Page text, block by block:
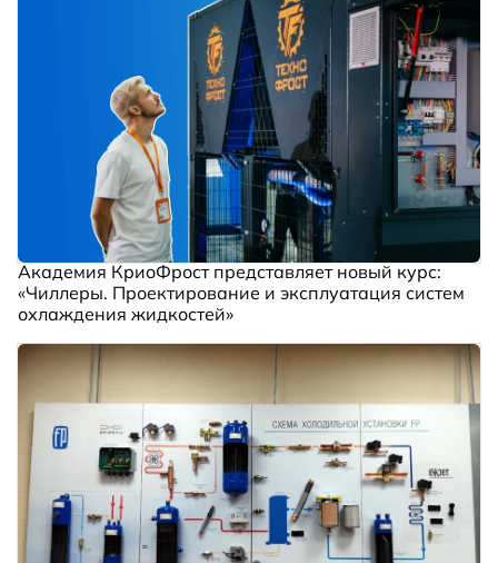
Академия КриоФрост представляет новый курс:
«Чиллеры. Проектирование и эксплуатация систем
охлаждения жидкостей»